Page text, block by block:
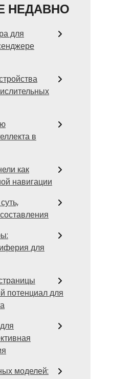
НЕДАВНО
для
в
как
навигации
для
потенциал для
моделей: